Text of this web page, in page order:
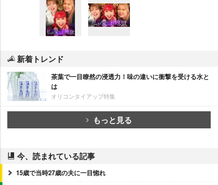
新着トレンド
茶葉で一目瞭然の浸透力！味の違いに衝撃を受ける水と
は
オリコンタイアップ特集
もっと見る
今、読まれている記事
15歳で当時27歳の夫に一目惚れ